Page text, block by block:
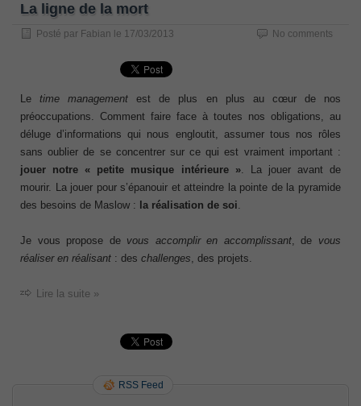
La ligne de la mort
Posté par Fabian le 17/03/2013 No comments
Letime management est de plus en plus au cœur de nos
préoccupations. Comment faire face à toutes nos obligations, au
déluge d’informations qui nous engloutit, assumer tous nos rôles
sans oublier de se concentrer sur ce qui est vraiment important :
jouer notre « petite musique intérieure ». La jouer avant de
mourir. La jouer pour s’épanouir et atteindre la pointe de la pyramide
des besoins de Maslow : la réalisation de soi.
Je vous propose de vous accomplir en accomplissant, de vous
réaliser en réalisant : des challenges, des projets.
Lire la suite »
RSS Feed